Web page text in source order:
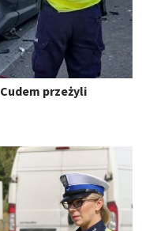
przeżyli